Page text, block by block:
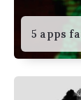
5 apps